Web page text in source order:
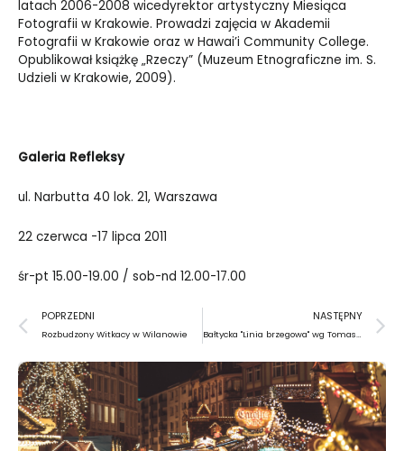
latach 2006-2008 wicedyrektor artystyczny Miesiąca
Fotografii w Krakowie. Prowadzi zajęcia w Akademii
Fotografii w Krakowie oraz w Hawai’i Community College.
Opublikował książkę „Rzeczy” (Muzeum Etnograficzne im. S.
Udzieli w Krakowie, 2009).
Galeria Refleksy
ul. Narbutta 40 lok. 21, Warszawa
22 czerwca -17 lipca 2011
śr-pt 15.00-19.00 / sob-nd 12.00-17.00
Prev
POPRZEDNI
Rozbudzony Witkacy w Wilanowie
NASTĘPNY
Bałtycka "Linia brzegowa" wg Tomasza Lazara